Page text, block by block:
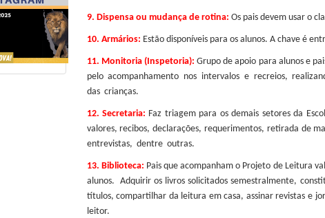
9. Dispensa ou mudança de rotina: Os pais devem usar o
10. Armários: Estão disponíveis para os alunos. A chave é
11. Monitoria (Inspetoria): Grupo de apoio para alunos e
pelo acompanhamento nos intervalos e recreios,
das crianças.
12. Secretaria: Faz triagem para os demais setores da
valores, recibos, declarações, requerimentos, retirada de
entrevistas, dentre outras.
13. Biblioteca: Pais que acompanham o Projeto de Leitura
alunos. Adquirir os livros solicitados semestralmente,
títulos, compartilhar da leitura em casa, assinar revistas e
leitor.